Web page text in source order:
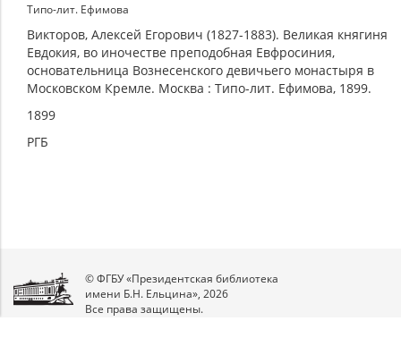
Типо-лит. Ефимова
Викторов, Алексей Егорович (1827-1883). Великая княгиня
Евдокия, во иночестве преподобная Евфросиния,
основательница Вознесенского девичьего монастыря в
Московском Кремле. Москва : Типо-лит. Ефимова, 1899.
1899
РГБ
© ФГБУ «Президентская библиотека
имени Б.Н. Ельцина», 2026
Все права защищены.